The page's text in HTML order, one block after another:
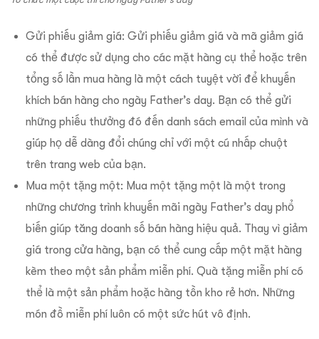
Gửi phiếu giảm giá: Gửi phiếu giảm giá và mã giảm giá
có thể được sử dụng cho các mặt hàng cụ thể hoặc trên
tổng số lần mua hàng là một cách tuyệt vời để khuyến
khích bán hàng cho ngày Father’s day. Bạn có thể gửi
những phiếu thưởng đó đến danh sách email của mình và
giúp họ dễ dàng đổi chúng chỉ với một cú nhấp chuột
trên trang web của bạn.
Mua một tặng một: Mua một tặng một là một trong
những chương trình khuyến mãi ngày Father’s day phổ
biến giúp tăng doanh số bán hàng hiệu quả. Thay vì giảm
giá trong cửa hàng, bạn có thể cung cấp một mặt hàng
kèm theo một sản phẩm miễn phí. Quà tặng miễn phí có
thể là một sản phẩm hoặc hàng tồn kho rẻ hơn. Những
món đồ miễn phí luôn có một sức hút vô định.